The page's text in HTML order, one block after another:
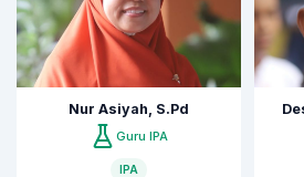
Nur Asiyah, S.Pd
Guru IPA
IPA